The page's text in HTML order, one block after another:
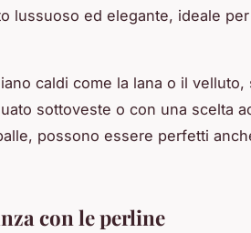
lussuoso ed elegante, ideale
caldi come la lana o il velluto,
sottoveste o con una scelta
possono essere perfetti
con le perline